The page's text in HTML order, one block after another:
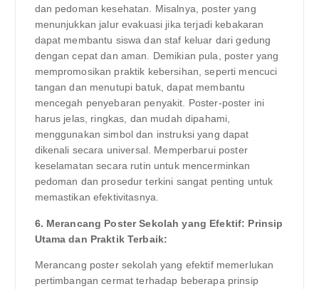
dan pedoman kesehatan. Misalnya, poster yang
menunjukkan jalur evakuasi jika terjadi kebakaran
dapat membantu siswa dan staf keluar dari gedung
dengan cepat dan aman. Demikian pula, poster yang
mempromosikan praktik kebersihan, seperti mencuci
tangan dan menutupi batuk, dapat membantu
mencegah penyebaran penyakit. Poster-poster ini
harus jelas, ringkas, dan mudah dipahami,
menggunakan simbol dan instruksi yang dapat
dikenali secara universal. Memperbarui poster
keselamatan secara rutin untuk mencerminkan
pedoman dan prosedur terkini sangat penting untuk
memastikan efektivitasnya.
6. Merancang Poster Sekolah yang Efektif: Prinsip
Utama dan Praktik Terbaik:
Merancang poster sekolah yang efektif memerlukan
pertimbangan cermat terhadap beberapa prinsip